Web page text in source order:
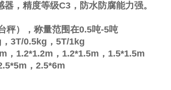
器，精度等级C3 ，防水防腐能力强。
秤），称量范围在0.5吨-5吨
， 3T/0.5kg ， 5T/1kg
， 1.2*1.2m ， 1.2*1.5m ， 1.5*1.5m
， 2.5*6m